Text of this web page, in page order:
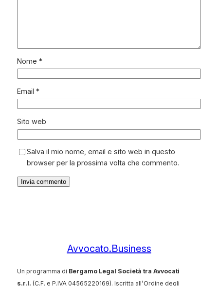
Nome *
Email *
Sito web
Salva il mio nome, email e sito web in questo
browser per la prossima volta che commento.
Avvocato.Business
Un programma di Bergamo Legal Società tra Avvocati
s.r.l. (C.F. e P.IVA 04565220169). Iscritta all’Ordine degli